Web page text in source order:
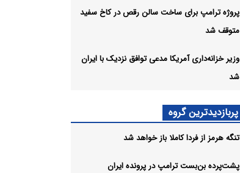
پروژه ترامپ برای ساخت سالن رقص در کاخ سفید
متوقف شد
وزیر خزانه‌داری آمریکا مدعی توافق نزدیک با ایران
شد
پربازدیدترین گروه
تنگه هرمز از فردا کاملا باز خواهد شد
پشت‌پرده بن‌بست ترامپ در پرونده ایران